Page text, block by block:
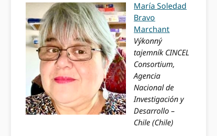
María Soledad
Bravo
Marchant
Výkonný
tajemník CINCEL
Consortium,
Agencia
Nacional de
Investigación y
Desarrollo –
Chile (Chile)